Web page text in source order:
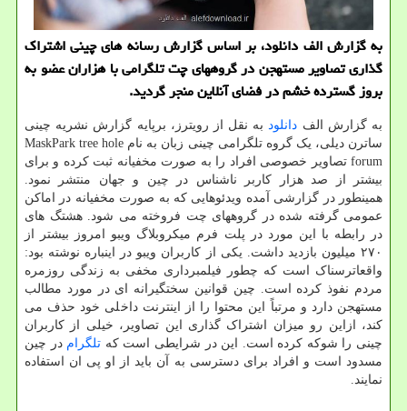
به گزارش الف دانلود، بر اساس گزارش رسانه های چینی اشتراک
گذاری تصاویر مستهجن در گروههای چت تلگرامی با هزاران عضو به
بروز گسترده خشم در فضای آنلاین منجر گردید.
به گزارش الف دانلودبه نقل از رویترز، برپایه گزارش نشریه چینی
ساترن دیلی، یک گروه تلگرامی چینی زبان به نام MaskPark tree hole
forum تصاویر خصوصی افراد را به صورت مخفیانه ثبت کرده و برای
بیشتر از صد هزار کاربر ناشناس در چین و جهان منتشر نمود.
همینطور در گزارشی آمده ویدئوهایی که به صورت مخفیانه در اماکن
عمومی گرفته شده در گروههای چت فروخته می شود. هشتگ های
در رابطه با این مورد در پلت فرم میکروبلاگ ویبو امروز بیشتر از
۲۷۰ میلیون بازدید داشت. یکی از کاربران ویبو در اینباره نوشته بود:
واقعاترسناک است که چطور فیلمبرداری مخفی به زندگی روزمره
مردم نفوذ کرده است. چین قوانین سختگیرانه ای در مورد مطالب
مستهجن دارد و مرتباً این محتوا را از اینترنت داخلی خود حذف می
کند، ازاین رو میزان اشتراک گذاری این تصاویر، خیلی از کاربران
چینی را شوکه کرده است. این در شرایطی است که تلگرام در چین
مسدود است و افراد برای دسترسی به آن باید از او پی ان استفاده
نمایند.